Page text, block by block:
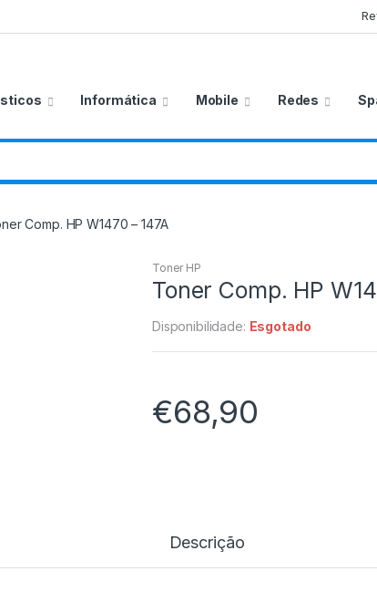
Informática Mobile Redes
Comp. HP W1470 – 147A
Toner HP
Toner Comp. HP
Disponibilidade: Esgotado
€68,90
Descrição